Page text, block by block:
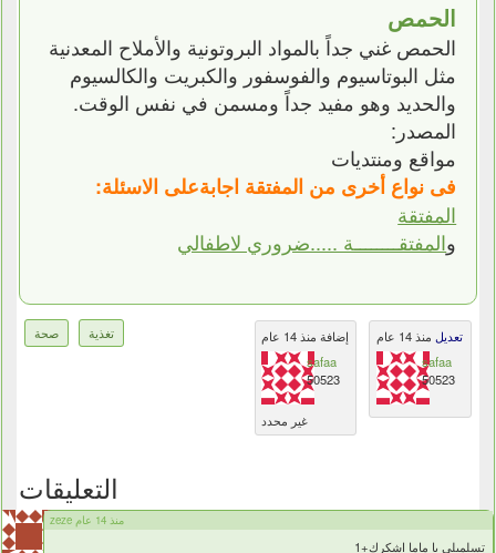
الحمص
الحمص غني جداً بالمواد البروتونية والأملاح المعدنية
مثل البوتاسيوم والفوسفور والكبريت والكالسيوم
والحديد وهو مفيد جداً ومسمن في نفس الوقت.
المصدر:
مواقع ومنتديات
فى نواع أخرى من المفتقة اجابةعلى الاسئلة:
المفتقة
والمفتقــــــــة .....ضروري لاطفالي
تغذية صحة
إضافة منذ 14 عام
safaa
50523
غير محدد
تعديل منذ 14 عام
safaa
50523
التعليقات
zeze منذ 14 عام
تسلميلى يا ماما اشكرك+1